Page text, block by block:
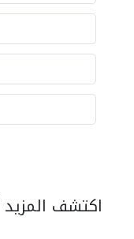
اكتشف المزيد